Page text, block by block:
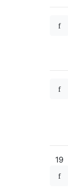
19